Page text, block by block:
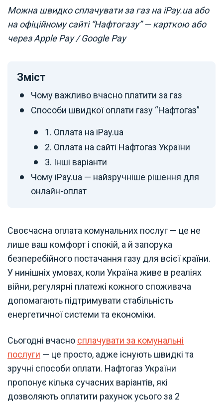
Можна швидко сплачувати за газ на iPay.ua або
на офіційному сайті “Нафтогазу” — карткою або
через Apple Pay / Google Pay
Зміст
Чому важливо вчасно платити за газ
Способи швидкої оплати газу “Нафтогаз”
1. Оплата на iPay.ua
2. Оплата на сайті Нафтогаз України
3. Інші варіанти
Чому iPay.ua — найзручніше рішення для
онлайн-оплат
Своєчасна оплата комунальних послуг — це не
лише ваш комфорт і спокій, а й запорука
безперебійного постачання газу для всієї країни.
У нинішніх умовах, коли Україна живе в реаліях
війни, регулярні платежі кожного споживача
допомагають підтримувати стабільність
енергетичної системи та економіки.
Сьогодні вчасно сплачувати за комунальні
послуги — це просто, адже існують швидкі та
зручні способи оплати. Нафтогаз України
пропонує кілька сучасних варіантів, які
дозволяють оплатити рахунок усього за 2